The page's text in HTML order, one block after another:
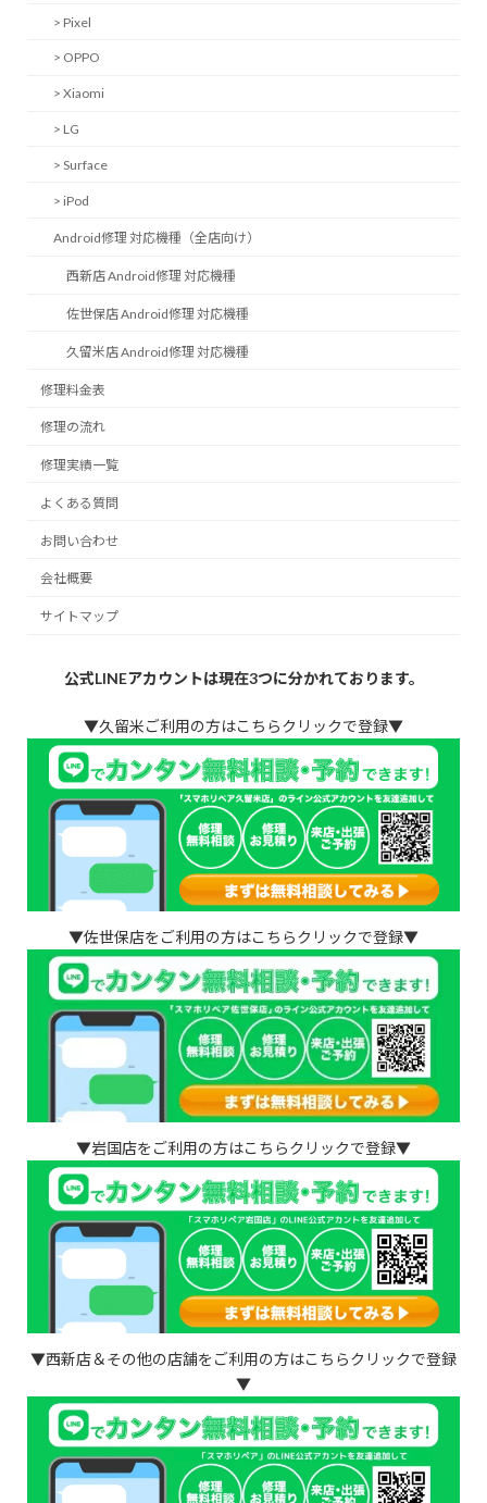
> Pixel
> OPPO
> Xiaomi
> LG
> Surface
> iPod
Android修理 対応機種（全店向け）
西新店 Android修理 対応機種
佐世保店 Android修理 対応機種
久留米店 Android修理 対応機種
修理料金表
修理の流れ
修理実績一覧
よくある質問
お問い合わせ
会社概要
サイトマップ
公式LINEアカウントは現在3つに分かれております。
▼久留米ご利用の方はこちらクリックで登録▼
▼佐世保店をご利用の方はこちらクリックで登録▼
▼岩国店をご利用の方はこちらクリックで登録▼
▼西新店＆その他の店舗をご利用の方はこちらクリックで登録
▼